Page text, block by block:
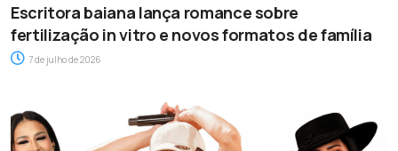
Escritora baiana lança romance sobre
fertilização in vitro e novos formatos de família
7 de julho de 2026